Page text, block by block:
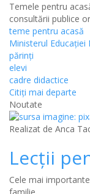
Temele pentru
consultării publice
teme pentru acasă
Ministerul Educației
părinți
elevi
cadre didactice
Citiţi mai departe
Noutate
Realizat de Anca
Lecții
Cele mai